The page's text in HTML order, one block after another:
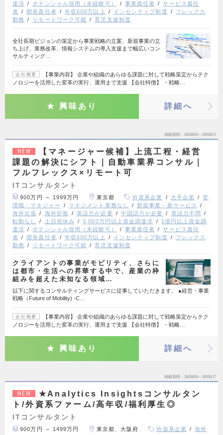
達済
ポテンシャル採用（未経験可） 事業責任者
サービス責任
者
開発責任者 年収600万以上 インセンティブ制度
フレックス
勤務
リモートワーク可能 育児支援制度
全社長期ビジョンの策定から事業戦略の立案、新規事業の立
ち上げ、業務改革、情報システムの導入支援まで幅広いコン
サルティング…
会社概要
【事業内容】 企業や組織のあらゆる課題に対して戦略策定からテク
ノロジーを活用した変革の実行、運用まで支援 【会社特徴】 ・戦略…
興味あり 詳細へ
掲載期間 26/08/04～26/08/17
NEW
【マネージャー候補】上流工程・経営
課題の解決にシフト｜自動車業界コンサル｜
フルフレックス×リモート可
ITコンサルタント
900万円 ～ 1999万円 東京都 外資系企業 大手企業
管
理職・マネジャー
マネジメント業務なし
新規事業・新サービス
海外出張
海外折衝 英語力が必要 中国語力が必要
英語力不問
転勤なし
土日祝休み 3,000万円以上資金調達済
1億円以上資金調
達済
ポテンシャル採用（未経験可） 事業責任者
サービス責任
者
開発責任者 年収600万以上 インセンティブ制度
フレックス
勤務
リモートワーク可能 育児支援制度
クライアントの事業がモビリティ、さらに
は都市・生活への昇華する中で、産業の枠
組みを超えた未知なる領域…
以下に関するコンサルティングサービスに従事していただきます。 ●経営・事業
戦略（Future of Mobility) ‐C…
会社概要
【事業内容】 企業や組織のあらゆる課題に対して戦略策定からテク
ノロジーを活用した変革の実行、運用まで支援 【会社特徴】 ・戦略…
興味あり 詳細へ
掲載期間 26/08/04～26/08/17
NEW
★Analytics Insightsコンサルタン
ト/外資系ファーム/高年収/福利厚生◎
ITコンサルタント
900万円 ～ 1499万円 東京都、大阪府 外資系企業
海外